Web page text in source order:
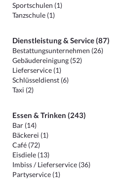
Sportschulen (1)
Tanzschule (1)
Dienstleistung & Service (87)
Bestattungsunternehmen (26)
Gebäudereinigung (52)
Lieferservice (1)
Schlüsseldienst (6)
Taxi (2)
Essen & Trinken (243)
Bar (14)
Bäckerei (1)
Café (72)
Eisdiele (13)
Imbiss / Lieferservice (36)
Partyservice (1)